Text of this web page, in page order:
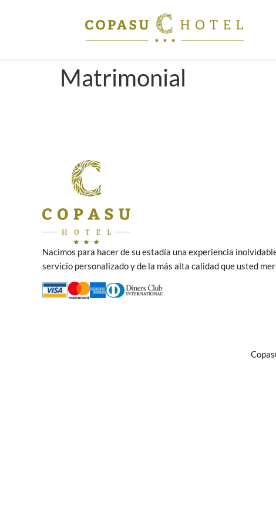
Matrimonial
Nacimos para hacer de su estadía una experiencia
servicio personalizado y de la más alta calidad que usted